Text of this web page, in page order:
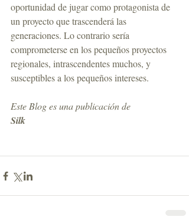
oportunidad de jugar como protagonista de
un proyecto que trascenderá las
generaciones. Lo contrario sería
comprometerse en los pequeños proyectos
regionales, intrascendentes muchos, y
susceptibles a los pequeños intereses.
Este Blog es una publicación de
Silk